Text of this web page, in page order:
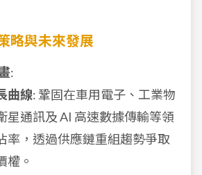
略與未來發展
:
曲線: 鞏固在車用電子、工業物
星通訊及 AI 高速數據傳輸等領
率，透過供應鏈重組趨勢爭取
權。